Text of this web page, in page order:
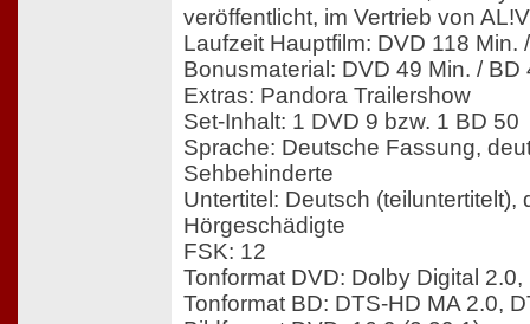
veröffentlicht, im Vertrieb von
Laufzeit Hauptfilm: DVD 118 Min.
Bonusmaterial: DVD 49 Min. / BD
Extras: Pandora Trailershow
Set-Inhalt: 1 DVD 9 bzw. 1 BD 50
Sprache: Deutsche Fassung,
Sehbehinderte
Untertitel: Deutsch (teiluntertitelt),
Hörgeschädigte
FSK: 12
Tonformat DVD: Dolby Digital
Tonformat BD: DTS-HD MA 2.0,